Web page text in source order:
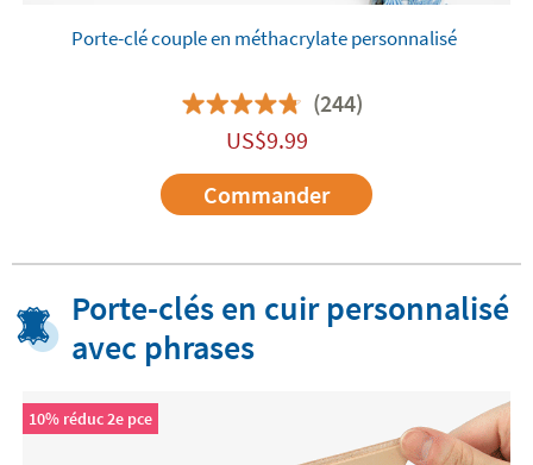
Porte-clé couple en méthacrylate personnalisé
(244)
US$9.99
Commander
Porte-clés en cuir personnalisé
avec phrases
10% réduc 2e pce